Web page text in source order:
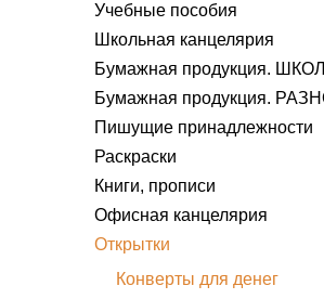
Учебные пособия
Школьная канцелярия
Бумажная продукция.
Бумажная продукция.
Пишущие принадлежности
Раскраски
Книги, прописи
Офисная канцелярия
Открытки
Конверты для денег